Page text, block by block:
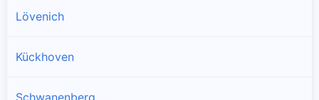
Lövenich
Kückhoven